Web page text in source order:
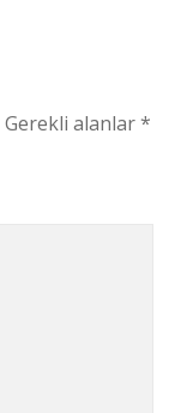
Gerekli alanlar*